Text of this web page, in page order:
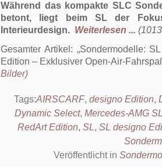
Während das kompakte SLC
betont, liegt beim SL der
Interieurdesign. Weiterlesen ...
Gesamter Artikel:
Sondermodelle:
Edition – Exklusiver Open-Air-
Bilder)
Tags:AIRSCARF, designo Edition,
Dynamic Select, Mercedes-AMG
RedArt Edition, SL, SL designo
Veröffentlicht in